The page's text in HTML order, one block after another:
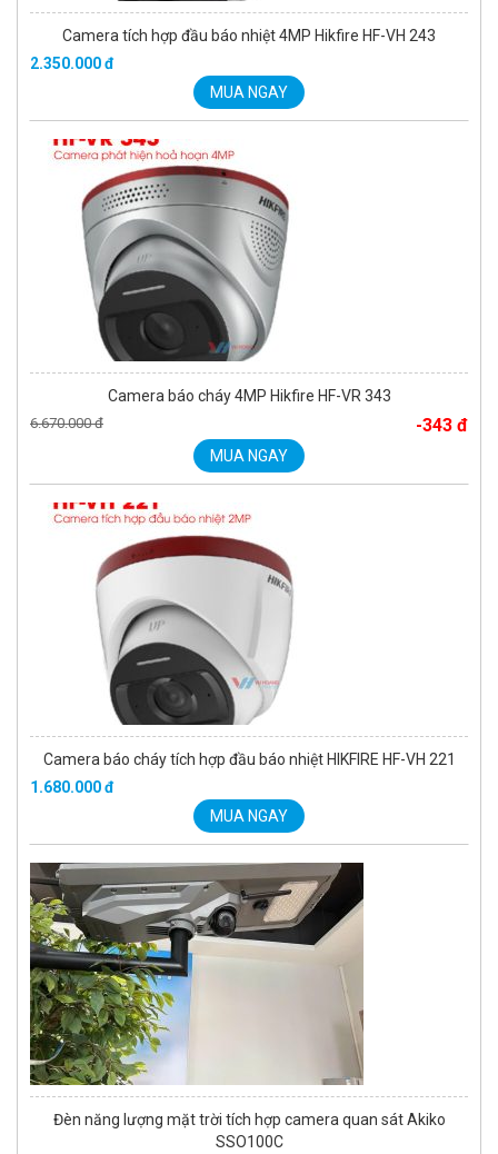
Camera báo cháy 4MP Hikfire HF-VR 343
6.670.000 đ
Camera báo cháy tích hợp đầu báo nhiệt HIKFIRE HF-VH 221
MUA NGAY
Đèn năng lượng mặt trời tích hợp camera quan sát Akiko
MUA NGAY